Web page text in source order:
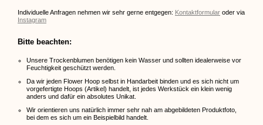
Individuelle Anfragen nehmen wir sehr gerne entgegen: Kontaktformular oder via
Instagram
Bitte beachten:
Unsere Trockenblumen benötigen kein Wasser und sollten idealerweise vor
Feuchtigkeit geschützt werden.
Da wir jeden Flower Hoop selbst in Handarbeit binden und es sich nicht um
vorgefertigte Hoops (Artikel) handelt, ist jedes Werkstück ein klein wenig
anders und dafür ein absolutes Unikat.
Wir orientieren uns natürlich immer sehr nah am abgebildeten Produktfoto,
bei dem es sich um ein Beispielbild handelt.